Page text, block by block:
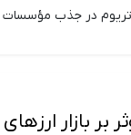
در جذب
بازار